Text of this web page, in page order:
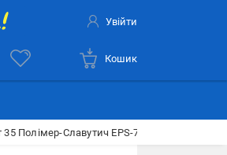
Увійти
Кошик
35 Полімер-Славутич EPS-70 20 мм